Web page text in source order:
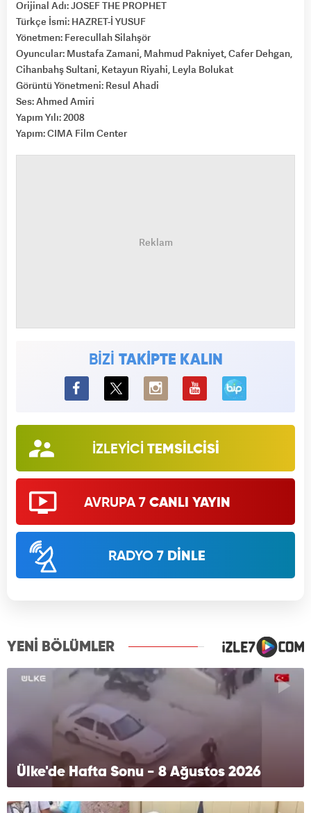
Orijinal Adı: JOSEF THE PROPHET
Türkçe İsmi: HAZRET-İ YUSUF
Yönetmen: Ferecullah Silahşör
Oyuncular: Mustafa Zamani, Mahmud Pakniyet, Cafer Dehgan,
Cihanbahş Sultani, Ketayun Riyahi, Leyla Bolukat
Görüntü Yönetmeni: Resul Ahadi
Ses: Ahmed Amiri
Yapım Yılı: 2008
Yapım: CIMA Film Center
BİZİ TAKİPTE KALIN
BiP
İZLEYİCİ TEMSİLCİSİ
AVRUPA 7 CANLI YAYIN
RADYO 7 DİNLE
YENİ BÖLÜMLER
Ülke'de Hafta Sonu - 8 Ağustos 2026